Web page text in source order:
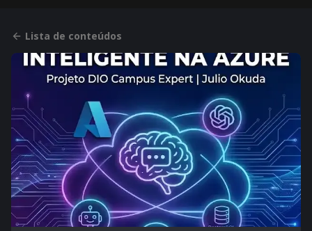
Lista de conteúdos